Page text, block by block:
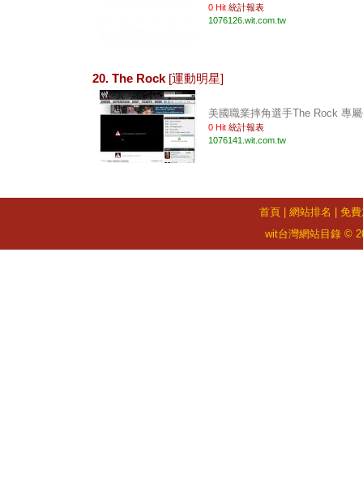
0 Hit 統計報表
1076126.wit.com.tw
20. The Rock [運動明星]
美國職業摔角選手The Rock 專
0 Hit 統計報表
1076141.wit.com.tw
首頁| 網站排名
免
wit台灣網站目錄 ©